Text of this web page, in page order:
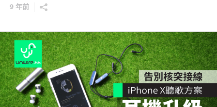
9 年前